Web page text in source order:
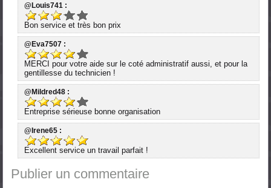
@Louis741 :
Bon service et très bon prix
@Eva7507 :
MERCI pour votre aide sur le coté administratif aussi, et pour la
gentillesse du technicien !
@Mildred48 :
Entreprise sérieuse bonne organisation
@Irene65 :
Excellent service un travail parfait !
Publier un commentaire